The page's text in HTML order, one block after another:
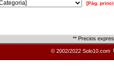
[Pág.
** Precios
© 2002/2022 Solo10.com